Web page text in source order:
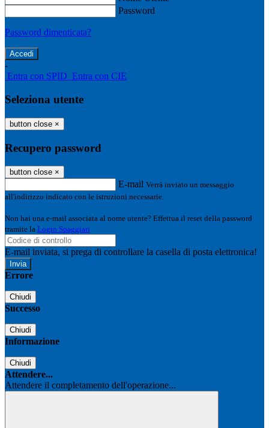
Password
Password dimenticata?
-
Entra con SPID Entra con CIE
Seleziona utente
button close ×
Recupero password
button close ×
E-mail Verrà inviato un messaggio
all'indirizzo indicato con le istruzioni necessarie.
Non hai una e-mail associata al nome utente? Effettua il reset della password
tramite la Login Spaggiari
E-mail inviata, si prega di controllare la casella di posta elettronica!
Errore
Chiudi
Successo
Chiudi
Informazione
Chiudi
Attendere...
Attendere il completamento dell'operazione...